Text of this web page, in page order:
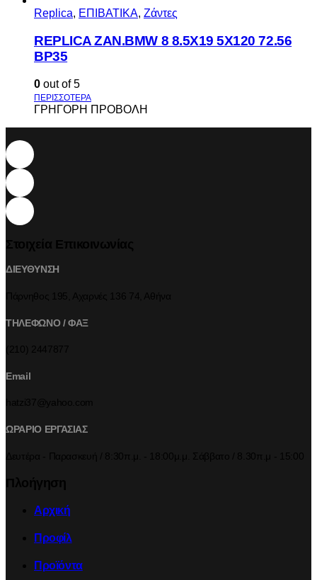
Replica, ΕΠΙΒΑΤΙΚΑ, Ζάντες
REPLICA ZAN.BMW 8 8.5X19 5X120 72.56
BP35
0 out of 5
ΓΡΗΓΟΡΗ ΠΡΟΒΟΛΗ
ΔΙΕΥΘΥΝΣΗ
ΤΗΛΕΦΩΝΟ / ΦΑΞ
Email
ΩΡΑΡΙΟ ΕΡΓΑΣΙΑΣ
Αρχική
Προφίλ
Προϊόντα